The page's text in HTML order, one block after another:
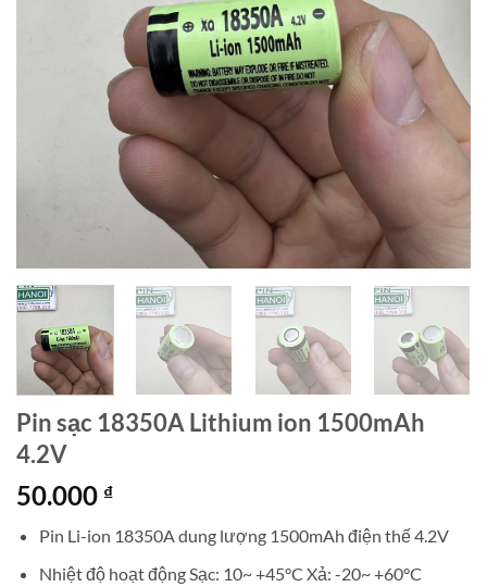
Pin sạc 18350A Lithium ion 1500mAh
4.2V
50.000 ₫
Pin Li-ion 18350A dung lượng 1500mAh điện thế 4.2V
Nhiệt độ hoạt động Sạc: 10~ +45°C Xả: -20~ +60°C